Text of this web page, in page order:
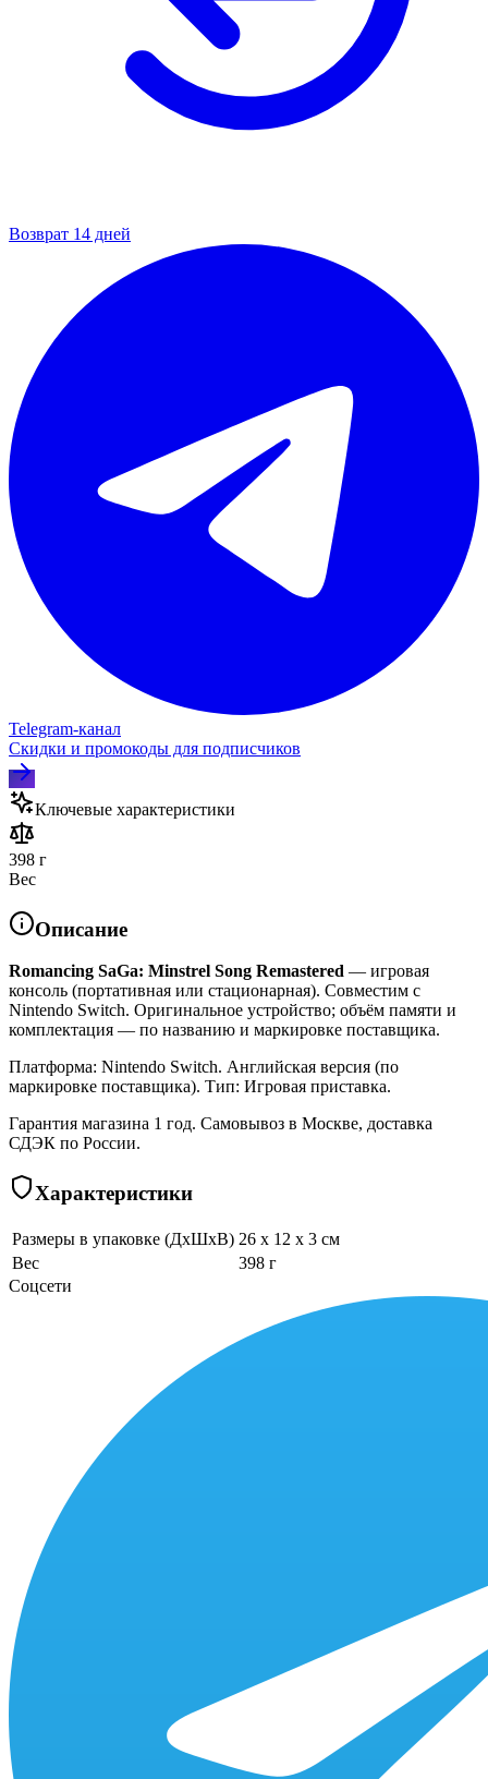
Возврат 14 дней
Telegram‑канал
Скидки и промокоды для подписчиков
Ключевые характеристики
398 г
Вес
Описание
Romancing SaGa: Minstrel Song Remastered — игровая
консоль (портативная или стационарная). Совместим с
Nintendo Switch. Оригинальное устройство; объём памяти и
комплектация — по названию и маркировке поставщика.
Платформа: Nintendo Switch. Английская версия (по
маркировке поставщика). Тип: Игровая приставка.
Гарантия магазина 1 год. Самовывоз в Москве, доставка
СДЭК по России.
Характеристики
Размеры в упаковке (ДхШхВ) 26 x 12 x 3 см
Вес
398 г
Соцсети